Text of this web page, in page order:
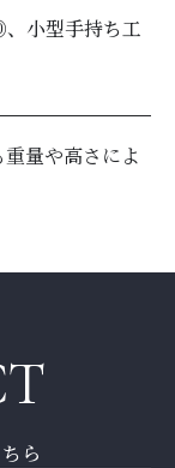
小型手持ち工
量や高さによ
ら